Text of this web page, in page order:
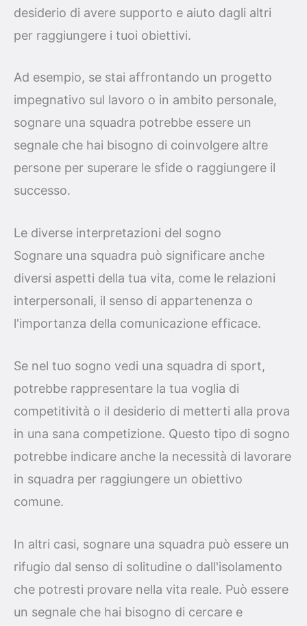
desiderio di avere supporto e aiuto dagli altri
per raggiungere i tuoi obiettivi.
Ad esempio, se stai affrontando un progetto
impegnativo sul lavoro o in ambito personale,
sognare una squadra potrebbe essere un
segnale che hai bisogno di coinvolgere altre
persone per superare le sfide o raggiungere il
successo.
Le diverse interpretazioni del sogno
Sognare una squadra può significare anche
diversi aspetti della tua vita, come le relazioni
interpersonali, il senso di appartenenza o
l'importanza della comunicazione efficace.
Se nel tuo sogno vedi una squadra di sport,
potrebbe rappresentare la tua voglia di
competitività o il desiderio di metterti alla prova
in una sana competizione. Questo tipo di sogno
potrebbe indicare anche la necessità di lavorare
in squadra per raggiungere un obiettivo
comune.
In altri casi, sognare una squadra può essere un
rifugio dal senso di solitudine o dall'isolamento
che potresti provare nella vita reale. Può essere
un segnale che hai bisogno di cercare e